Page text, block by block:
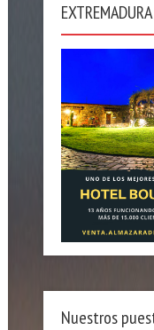
EXTREMADURA
Nuestros